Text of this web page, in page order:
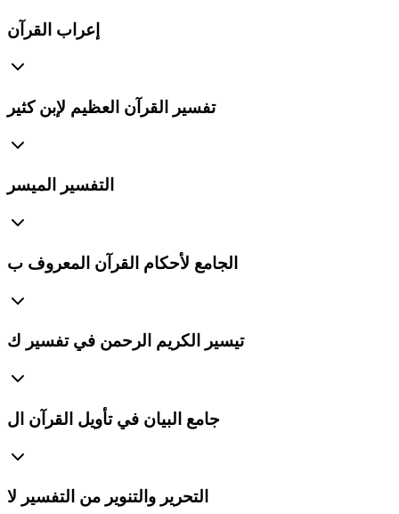
إعراب القرآن
تفسير القرآن العظيم لإبن كثير
التفسير الميسر
الجامع لأحكام القرآن المعروف ب
تيسير الكريم الرحمن في تفسير ك
جامع البيان في تأويل القرآن ال
التحرير والتنوير من التفسير لا